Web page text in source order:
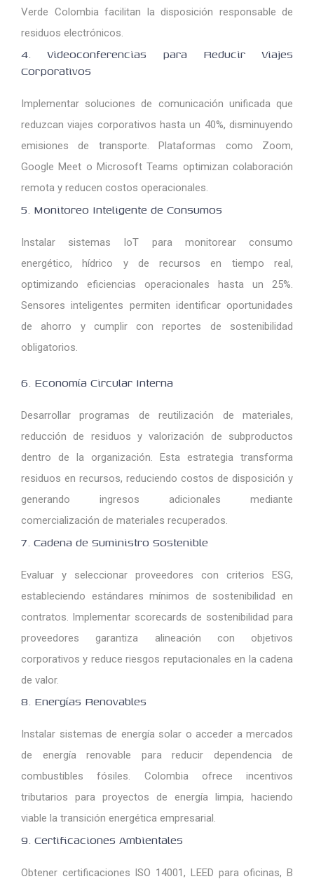
Verde Colombia facilitan la disposición responsable de
residuos electrónicos.
4. Videoconferencias para Reducir Viajes
Corporativos
Implementar soluciones de comunicación unificada que
reduzcan viajes corporativos hasta un 40%, disminuyendo
emisiones de transporte. Plataformas como Zoom,
Google Meet o Microsoft Teams optimizan colaboración
remota y reducen costos operacionales.
5. Monitoreo Inteligente de Consumos
Instalar sistemas IoT para monitorear consumo
energético, hídrico y de recursos en tiempo real,
optimizando eficiencias operacionales hasta un 25%.
Sensores inteligentes permiten identificar oportunidades
de ahorro y cumplir con reportes de sostenibilidad
obligatorios.
6. Economía Circular Interna
Desarrollar programas de reutilización de materiales,
reducción de residuos y valorización de subproductos
dentro de la organización. Esta estrategia transforma
residuos en recursos, reduciendo costos de disposición y
generando ingresos adicionales mediante
comercialización de materiales recuperados.
7. Cadena de Suministro Sostenible
Evaluar y seleccionar proveedores con criterios ESG,
estableciendo estándares mínimos de sostenibilidad en
contratos. Implementar scorecards de sostenibilidad para
proveedores garantiza alineación con objetivos
corporativos y reduce riesgos reputacionales en la cadena
de valor.
8. Energías Renovables
Instalar sistemas de energía solar o acceder a mercados
de energía renovable para reducir dependencia de
combustibles fósiles. Colombia ofrece incentivos
tributarios para proyectos de energía limpia, haciendo
viable la transición energética empresarial.
9. Certificaciones Ambientales
Obtener certificaciones ISO 14001, LEED para oficinas, B